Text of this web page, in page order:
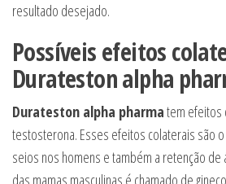
resultado desejado.
Possíveis efeitos
Durateston alpha
Durateston alpha pharmatem efeitos
testosterona. Esses efeitos colaterais são
seios nos homens e também a retenção de
das mamas masculinas é chamado de